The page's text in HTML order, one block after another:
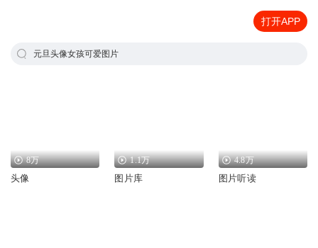
打开APP
元旦头像女孩可爱图片
8万
头像
1.1万
图片库
4.8万
图片听读